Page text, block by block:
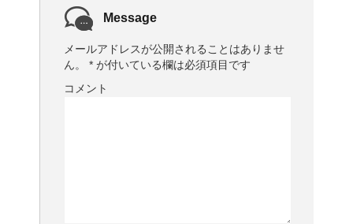
Message
メールアドレスが公開されることはありませ
ん。
* が付いている欄は必須項目です
コメント